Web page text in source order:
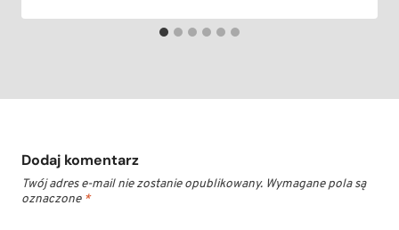
Dodaj komentarz
Twój adres e-mail nie zostanie opublikowany. Wymagane pola są
oznaczone *